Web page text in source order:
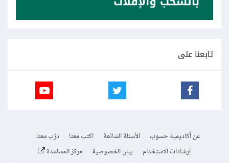
تابعنا على
عن أكاديمية حسوب الأسئلة الشائعة اكتب معنا
درّب معنا
إرشادات الاستخدام
بيان الخصوصية مركز المساعدة